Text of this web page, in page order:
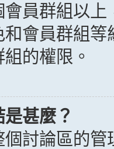
員群組以
和會員群組
的權限。
是甚麼？
討論區的